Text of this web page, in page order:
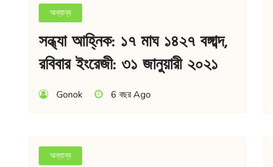
অন্যান্য
সন্ধ্যা আহ্নিক: ১৭ মাঘ ১৪২৭ বঙ্গাব্দ,
রবিবার ইংরেজী: ৩১ জানুয়ারী ২০২১
Gonok 6 বছর Ago
অন্যান্য